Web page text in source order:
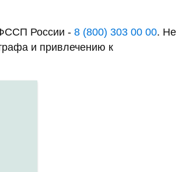
России - 8 (800) 303 00 00. Не
и привлечению к